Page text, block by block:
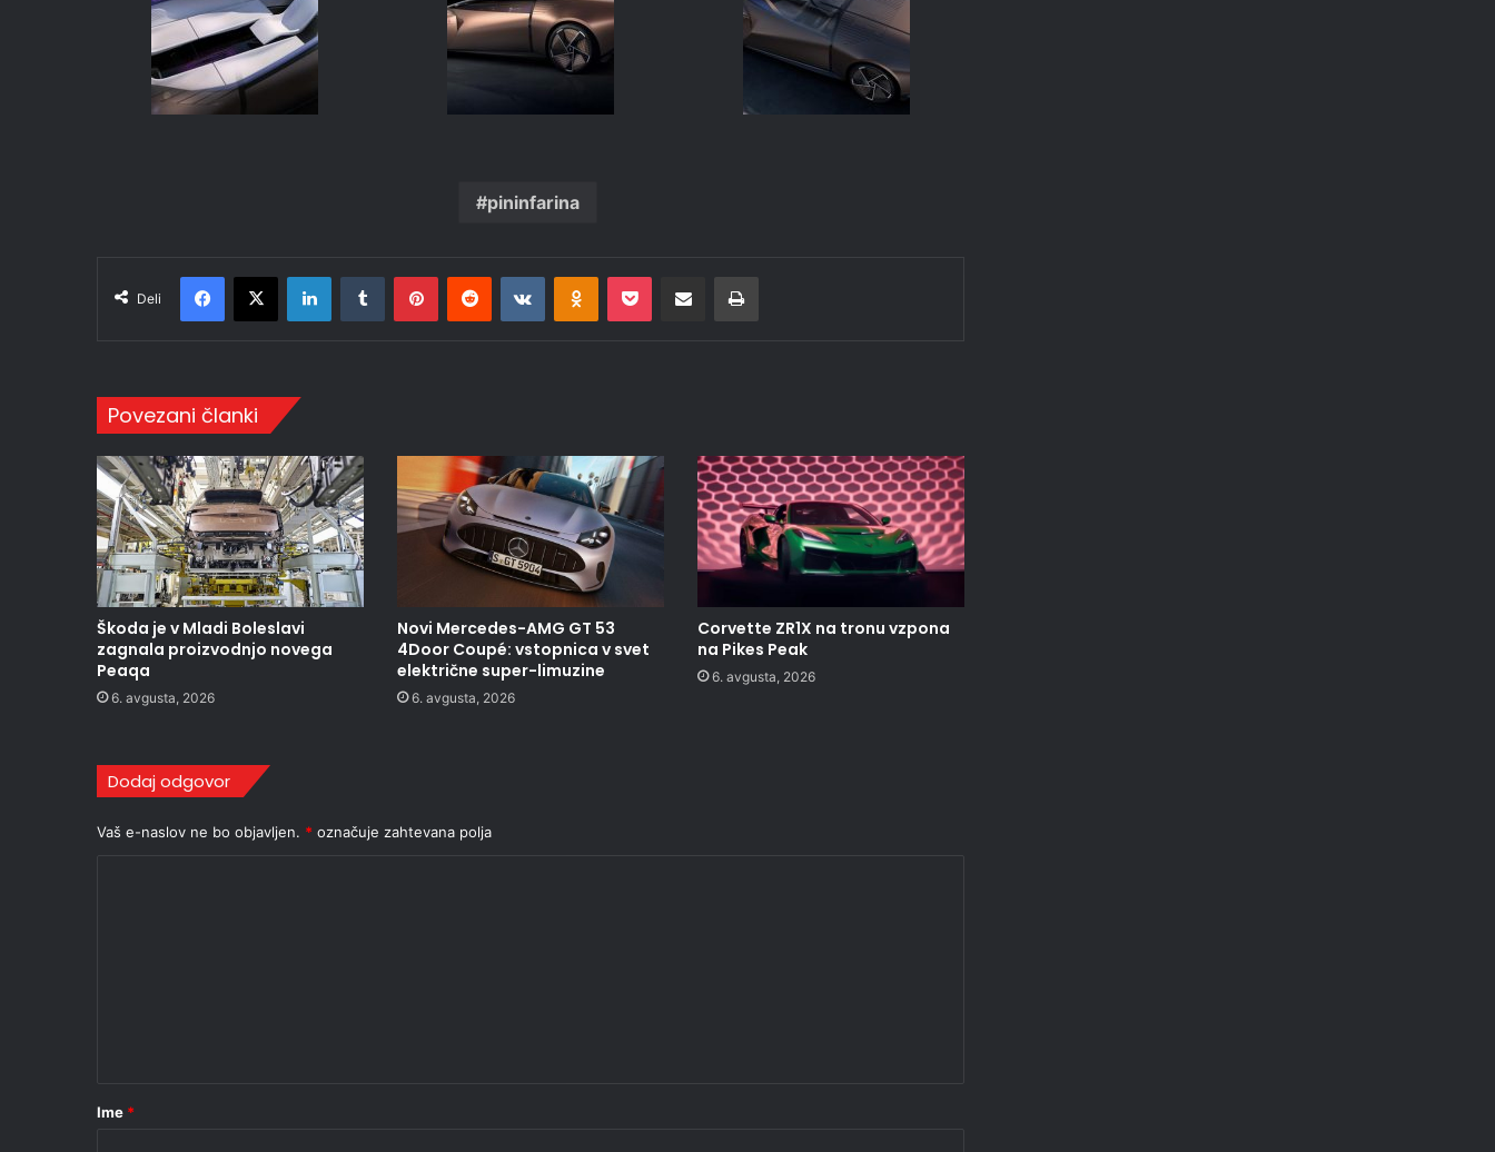
pininfarina
Deli
Facebook
X LinkedInTumblr PinterestReddit VKontakteOdnoklassniki
Pocket Deli po epošti Natisni
Povezani članki
Škoda je v Mladi Boleslavi
zagnala proizvodnjo novega
Peaqa
6. avgusta, 2026
Novi Mercedes-AMG GT 53
4Door Coupé: vstopnica v svet
električne super-limuzine
6. avgusta, 2026
Corvette ZR1X na tronu vzpona
na Pikes Peak
6. avgusta, 2026
Dodaj odgovor
Vaš e-naslov ne bo objavljen. * označuje zahtevana polja
rIme *